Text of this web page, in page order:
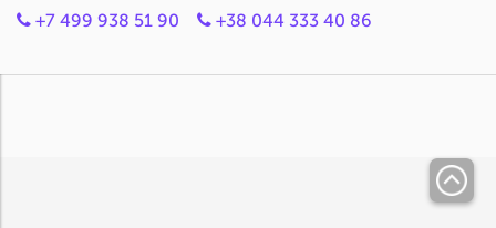
+7 499 938 51 90 +38 044 333 40 86